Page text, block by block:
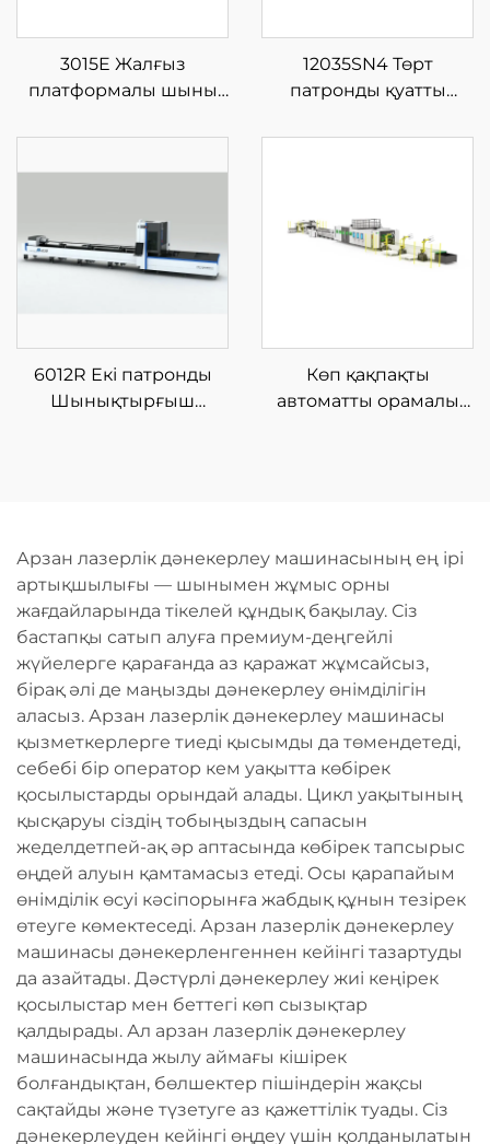
3015E Жалғыз
платформалы шыны
машинасы
12035SN4 Төрт
патронды қуатты
түтік кесетін машина
6012R Екі патронды
Шынықтырғыш
Көп қақпақты
автоматты орамалы
Арзан лазерлік дәнекерлеу машинасының ең ірі
артықшылығы — шынымен жұмыс орны
жағдайларында тікелей құндық бақылау. Сіз
бастапқы сатып алуға премиум-деңгейлі
жүйелерге қарағанда аз қаражат жұмсайсыз,
бірақ әлі де маңызды дәнекерлеу өнімділігін
аласыз. Арзан лазерлік дәнекерлеу машинасы
қызметкерлерге тиеді қысымды да төмендетеді,
себебі бір оператор кем уақытта көбірек
қосылыстарды орындай алады. Цикл уақытының
қысқаруы сіздің тобыңыздың сапасын
жеделдетпей-ақ әр аптасында көбірек тапсырыс
өңдей алуын қамтамасыз етеді. Осы қарапайым
өнімділік өсуі кәсіпорынға жабдық құнын тезірек
өтеуге көмектеседі. Арзан лазерлік дәнекерлеу
машинасы дәнекерленгеннен кейінгі тазартуды
да азайтады. Дәстүрлі дәнекерлеу жиі кеңірек
қосылыстар мен беттегі көп сызықтар
қалдырады. Ал арзан лазерлік дәнекерлеу
машинасында жылу аймағы кішірек
болғандықтан, бөлшектер пішіндерін жақсы
сақтайды және түзетуге аз қажеттілік туады. Сіз
дәнекерлеуден кейінгі өңдеу үшін қолданылатын